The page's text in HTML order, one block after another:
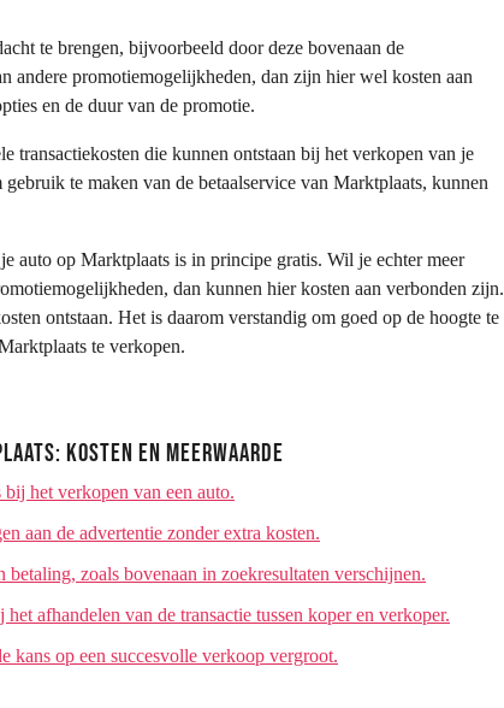
te brengen, bijvoorbeeld door deze bovenaan de
andere promotiemogelijkheden, dan zijn hier wel kosten aan
en de duur van de promotie.
transactiekosten die kunnen ontstaan bij het verkopen van je
te maken van de betaalservice van Marktplaats, kunnen
auto op Marktplaats is in principe gratis. Wil je echter meer
dan kunnen hier kosten aan verbonden zijn.
ontstaan. Het is daarom verstandig om goed op de hoogte te
te verkopen.
Kosten en Meerwaarde
het verkopen van een auto.
aan de advertentie zonder extra kosten.
zoals bovenaan in zoekresultaten verschijnen.
afhandelen van de transactie tussen koper en verkoper.
kans op een succesvolle verkoop vergroot.